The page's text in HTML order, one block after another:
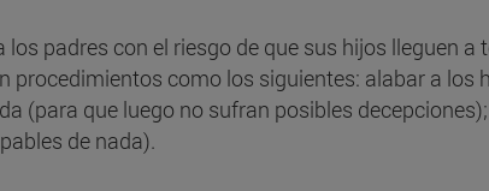
padres con el riesgo de que sus hijos lleguen
procedimientos como los siguientes: alabar a los
(para que luego no sufran posibles
de nada).